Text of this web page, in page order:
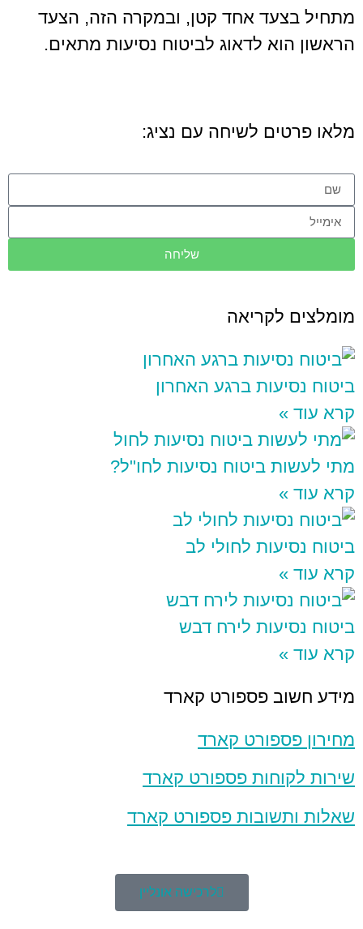
מתחיל בצעד אחד קטן, ובמקרה הזה, הצעד
הראשון הוא לדאוג לביטוח נסיעות מתאים.
מלאו פרטים לשיחה עם נציג:
שליחה
מומלצים לקריאה
ביטוח נסיעות ברגע האחרון
קרא עוד »
מתי לעשות ביטוח נסיעות לחו"ל?
קרא עוד »
ביטוח נסיעות לחולי לב
קרא עוד »
ביטוח נסיעות לירח דבש
קרא עוד »
מידע חשוב פספורט קארד
מחירון פספורט קארד
שירות לקוחות פספורט קארד
שאלות ותשובות פספורט קארד
לרכישה אונליין